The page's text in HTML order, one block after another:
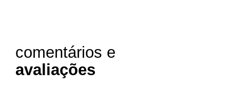
comentários e
avaliações